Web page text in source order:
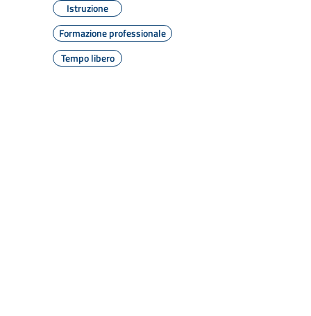
Istruzione
Formazione professionale
Tempo libero